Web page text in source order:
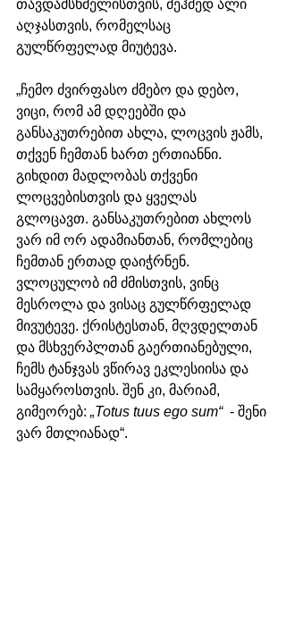
თავდამსხმელისთვის, მეჰმედ ალი
აღჯასთვის, რომელსაც
გულწრფელად მიუტევა.
„ჩემო ძვირფასო ძმებო და დებო,
ვიცი, რომ ამ დღეებში და
განსაკუთრებით ახლა, ლოცვის ჟამს,
თქვენ ჩემთან ხართ ერთიანნი.
გიხდით მადლობას თქვენი
ლოცვებისთვის და ყველას
გლოცავთ. განსაკუთრებით ახლოს
ვარ იმ ორ ადამიანთან, რომლებიც
ჩემთან ერთად დაიჭრნენ.
ვლოცულობ იმ ძმისთვის, ვინც
მესროლა და ვისაც გულწრფელად
მივუტევე. ქრისტესთან, მღვდელთან
და მსხვერპლთან გაერთიანებული,
ჩემს ტანჯვას ვწირავ ეკლესიისა და
სამყაროსთვის. შენ კი, მარიამ,
გიმეორებ: „Totus tuus ego sum“ - შენი
ვარ მთლიანად“.